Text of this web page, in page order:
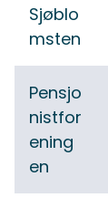
Sjøblo
msten
Pensjo
nistfor
ening
en